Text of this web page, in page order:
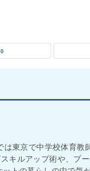
0
東京で中学校体育教
キルアップ術や、プ